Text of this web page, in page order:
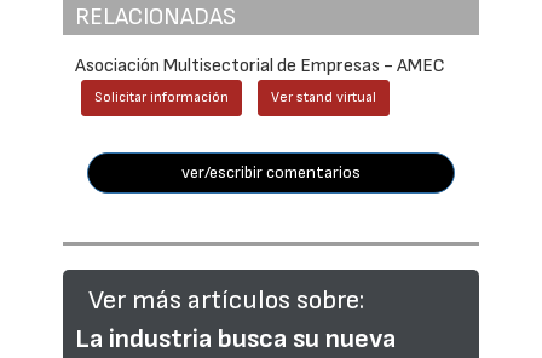
RELACIONADAS
Asociación Multisectorial de Empresas - AMEC
Solicitar información Ver stand virtual
ver/escribir comentarios
Ver más artículos sobre:
La industria busca su nueva